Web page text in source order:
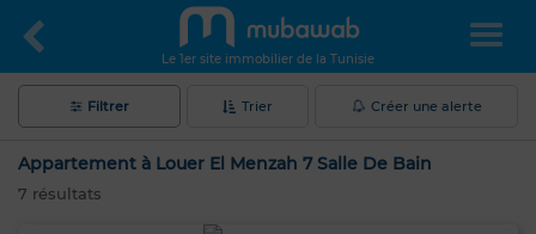
Le 1er site immobilier de la Tunisie
Filtrer Trier Créer une alerte
Appartement à Louer El Menzah 7 Salle De Bain
7 résultats